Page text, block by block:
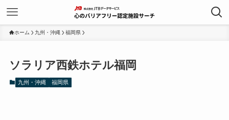
ホーム 九州・沖縄 福岡県
ソラリア西鉄ホテル福岡
九州・沖縄 福岡県